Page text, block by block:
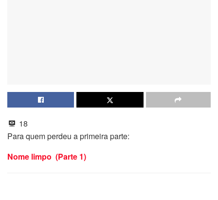
18
Para quem perdeu a primeira parte:
Nome limpo (Parte 1)